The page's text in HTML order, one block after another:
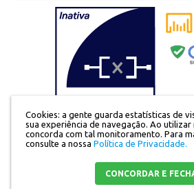
Cookies: a gente guarda estatísticas de
sua experiência de navegação. Ao utilizar
concorda com tal monitoramento. Para
consulte a nossa Política de Privacidade.
CONCORDAR E
23.192.068/0001-15 | Av. São Paulo, no1.160 - apto
Mapa do site